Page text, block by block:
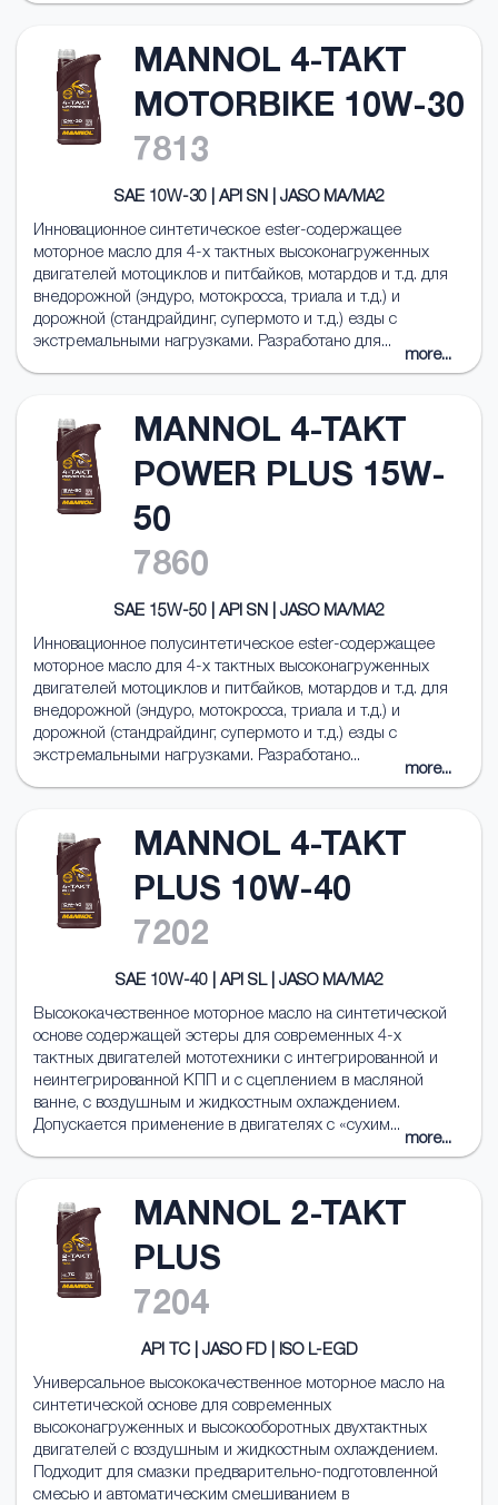
MANNOL 4-TAKT
MOTORBIKE 10W-30
7813
SAE 10W-30 | API SN | JASO MA/MA2
Инновационное синтетическое ester-содержащее
моторное масло для 4-х тактных высоконагруженных
двигателей мотоциклов и питбайков, мотардов и т.д. для
внедорожной (эндуро, мотокросса, триала и т.д.) и
дорожной (стандрайдинг, супермото и т.д.) езды с
экстремальными нагрузками. Разработано для...
more...
MANNOL 4-TAKT
POWER PLUS 15W-
50
7860
SAE 15W-50 | API SN | JASO MA/MA2
Инновационное полусинтетическое ester-содержащее
моторное масло для 4-х тактных высоконагруженных
двигателей мотоциклов и питбайков, мотардов и т.д. для
внедорожной (эндуро, мотокросса, триала и т.д.) и
дорожной (стандрайдинг, супермото и т.д.) езды с
экстремальными нагрузками. Разработано...
more...
MANNOL 4-TAKT
PLUS 10W-40
7202
SAE 10W-40 | API SL | JASO MA/MA2
Высококачественное моторное масло на синтетической
основе содержащей эстеры для современных 4-х
тактных двигателей мототехники с интегрированной и
неинтегрированной КПП и с сцеплением в масляной
ванне, с воздушным и жидкостным охлаждением.
Допускается применение в двигателях с «сухим...
more...
MANNOL 2-TAKT
PLUS
7204
API TC | JASO FD | ISO L-EGD
Универсальное высококачественное моторное масло на
синтетической основе для современных
высоконагруженных и высокооборотных двухтактных
двигателей с воздушным и жидкостным охлаждением.
Подходит для смазки предварительно-подготовленной
смесью и автоматическим смешиванием в